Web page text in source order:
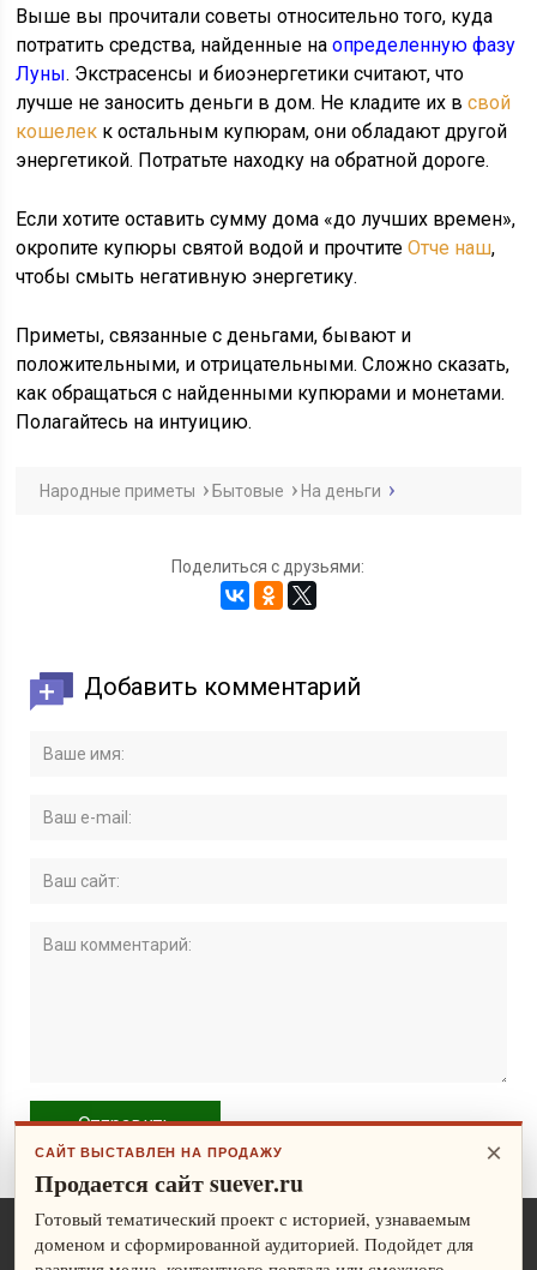
Выше вы прочитали советы относительно того, куда
потратить средства, найденные наопределенную фазу
Луны. Экстрасенсы и биоэнергетики считают, что
лучше не заносить деньги в дом. Не кладите их всвой
кошелек к остальным купюрам, они обладают другой
энергетикой. Потратьте находку на обратной дороге.
Если хотите оставить сумму дома «до лучших времен»,
окропите купюры святой водой и прочтитеОтче наш,
чтобы смыть негативную энергетику.
Приметы, связанные с деньгами, бывают и
положительными, и отрицательными. Сложно сказать,
как обращаться с найденными купюрами и монетами.
Полагайтесь на интуицию.
Народные приметы Бытовые На деньги
Поделиться с друзьями:
Добавить комментарий
×
САЙТ ВЫСТАВЛЕН НА ПРОДАЖУ
Продается сайт suever.ru
Готовый тематический проект с историей, узнаваемым
доменом и сформированной аудиторией. Подойдет для